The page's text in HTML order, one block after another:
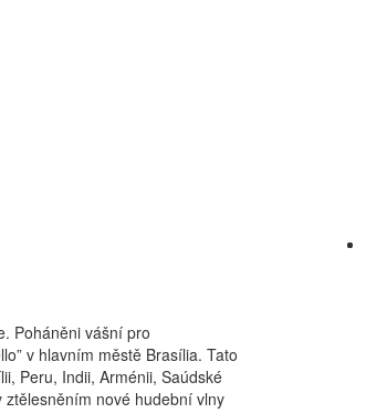
Poháněni vášní pro
v hlavním městě Brasília. Tato
Peru, Indii, Arménii, Saúdské
ztělesněním nové hudební vlny